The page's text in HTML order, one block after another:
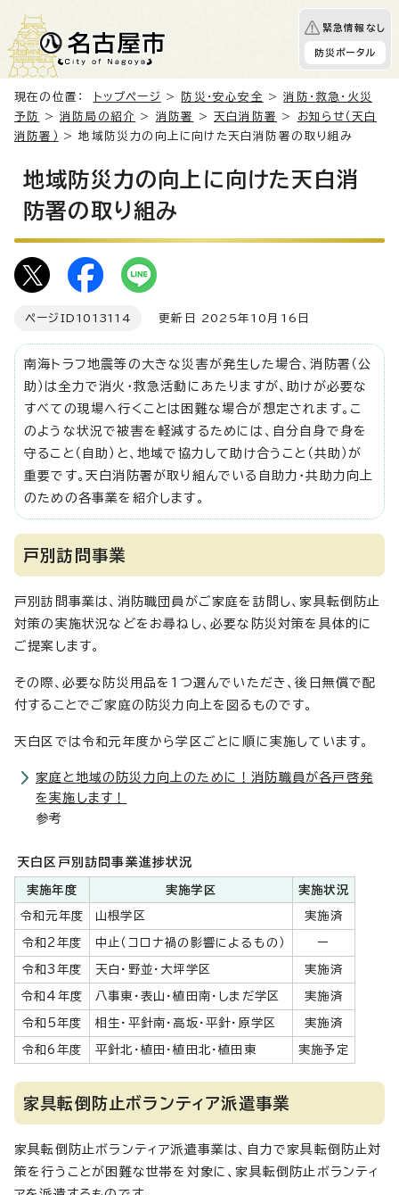
緊急情報なし
防災ポータル
現在の位置： トップページ > 防災・安心安全 >消防・救急・火災
予防
>消防局の紹介 > 消防署 >天白消防署 >
お知らせ（天白
消防署）
> 地域防災力の向上に向けた天白消防署の取り組み
地域防災力の向上に向けた天白消
防署の取り組み
ページID 1013114 更新日 2025年10月16日
南海トラフ地震等の大きな災害が発生した場合、消防署（公
助）は全力で消火・救急活動にあたりますが、助けが必要な
すべての現場へ行くことは困難な場合が想定されます。こ
のような状況で被害を軽減するためには、自分自身で身を
守ること（自助）と、地域で協力して助け合うこと（共助）が
重要です。天白消防署が取り組んでいる自助力・共助力向上
のための各事業を紹介します。
戸別訪問事業
戸別訪問事業は、消防職団員がご家庭を訪問し、家具転倒防止
対策の実施状況などをお尋ねし、必要な防災対策を具体的に
ご提案します。
その際、必要な防災用品を1つ選んでいただき、後日無償で配
付することでご家庭の防災力向上を図るものです。
天白区では令和元年度から学区ごとに順に実施しています。
家庭と地域の防災力向上のために！消防職員が各戸啓発
を実施します！
参考
天白区戸別訪問事業進捗状況
実施年度 実施学区 実施状況
令和元年度 山根学区 実施済
令和2年度 中止（コロナ禍の影響によるもの） ー
令和3年度 天白・野並・大坪学区 実施済
令和4年度 八事東・表山・植田南・しまだ学区 実施済
令和5年度 相生・平針南・高坂・平針・原学区 実施済
令和6年度 平針北・植田・植田北・植田東 実施予定
家具転倒防止ボランティア派遣事業
家具転倒防止ボランティア派遣事業は、自力で家具転倒防止対
策を行うことが困難な世帯を対象に、家具転倒防止ボランティ